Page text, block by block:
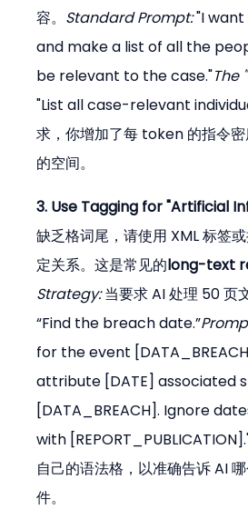
容。 Standard Prompt: "I want
and make a list of all the
be relevant to the case."The
"List all case-relevant
求，你增加了每 token 的指令
的空间。
3. Use Tagging for "Artificial
缺乏格词尾，请使用 XML 标签
定关系。这是常见的long-text
Strategy: 当要求 AI 处理 50 页
“Find the breach date.”
for the event
attribute [DATE] associated
[DATA_BREACH]. Ignore
with
自己的语法格，以准确告诉 AI
件。